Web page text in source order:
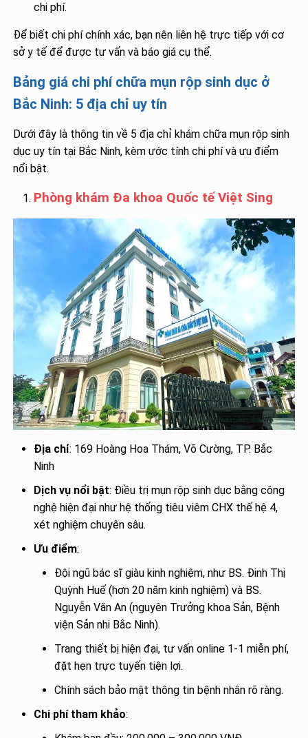
chi phí.
Để biết chi phí chính xác, bạn nên liên hệ trực tiếp với cơ
sở y tế để được tư vấn và báo giá cụ thể.
Bảng giá chi phí chữa mụn rộp sinh dục ở
Bắc Ninh: 5 địa chỉ uy tín
Dưới đây là thông tin về 5 địa chỉ khám chữa mụn rộp sinh
dục uy tín tại Bắc Ninh, kèm ước tính chi phí và ưu điểm
nổi bật.
Phòng khám Đa khoa Quốc tế Việt Sing
Địa chỉ: 169 Hoàng Hoa Thám, Võ Cường, TP. Bắc
Ninh
Dịch vụ nổi bật: Điều trị mụn rộp sinh dục bằng công
nghệ hiện đại như hệ thống tiêu viêm CHX thế hệ 4,
xét nghiệm chuyên sâu.
Ưu điểm:
Đội ngũ bác sĩ giàu kinh nghiệm, như BS. Đinh Thị
Quỳnh Huế (hơn 20 năm kinh nghiệm) và BS.
Nguyễn Văn An (nguyên Trưởng khoa Sản, Bệnh
viện Sản nhi Bắc Ninh).
Trang thiết bị hiện đại, tư vấn online 1-1 miễn phí,
đặt hẹn trực tuyến tiện lợi.
Chính sách bảo mật thông tin bệnh nhân rõ ràng.
Chi phí tham khảo: